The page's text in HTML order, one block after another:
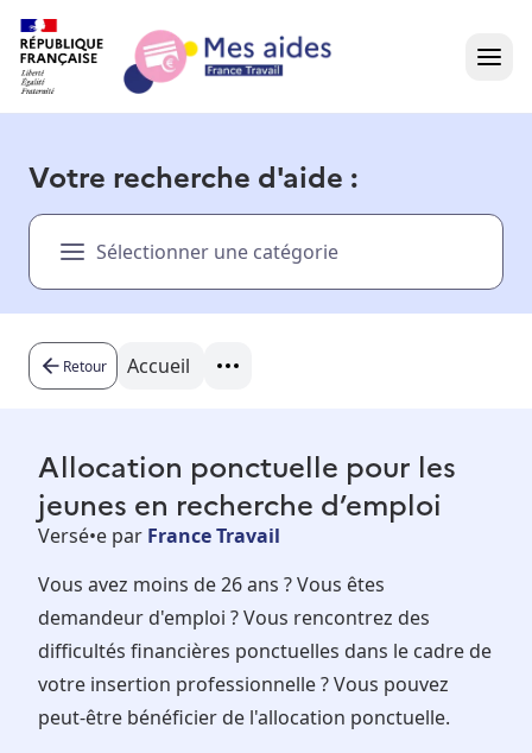
Présentation vidéo
Besoin d'aide ?
Votre recherche d'aide :
Sélectionner une catégorie
Retour Accueil
Allocation ponctuelle pour les
jeunes en recherche d’emploi
Versé•e par France Travail
Vous avez moins de 26 ans ? Vous êtes
demandeur d'emploi ? Vous rencontrez des
difficultés financières ponctuelles dans le cadre de
votre insertion professionnelle ? Vous pouvez
peut-être bénéficier de l'allocation ponctuelle.